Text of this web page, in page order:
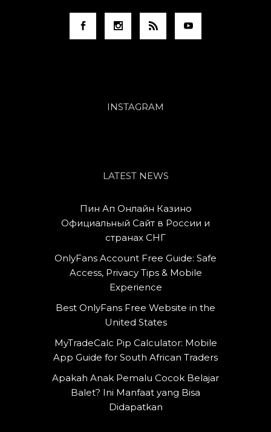
INSTAGRAM
LATEST NEWS
Пин Ап Онлайн Казино
Официальный Сайт в России и
странах СНГ
OnlyFans Account Free Guide: Safe
Access, Privacy Tips & Mobile
Experience
Best OnlyFans Free Website in the
United States
MyTradeCalc Pip Calculator: Mobile
App Guide for South African Traders
Apakah Anak Pemalu Cocok Belajar
Balet? Ini Manfaat yang Bisa
Didapatkan